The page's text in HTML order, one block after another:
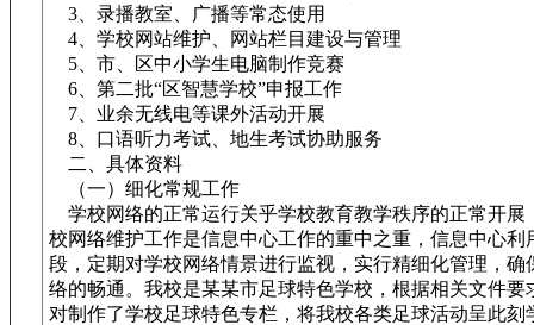
3、录播教室、广播等常态使用
4、学校网站维护、网站栏目建设与管理
5、市、区中小学生电脑制作竞赛
6、第二批“区智慧学校”申报工作
7、业余无线电等课外活动开展
8、口语听力考试、地生考试协助服务
二、具体资料
（一）细化常规工作
学校网络的正常运行关乎学校教育教学秩序的正常开展
校网络维护工作是信息中心工作的重中之重，信息中心利
段，定期对学校网络情景进行监视，实行精细化管理，确
络的畅通。我校是某某市足球特色学校，根据相关文件要
对制作了学校足球特色专栏，将我校各类足球活动呈此刻